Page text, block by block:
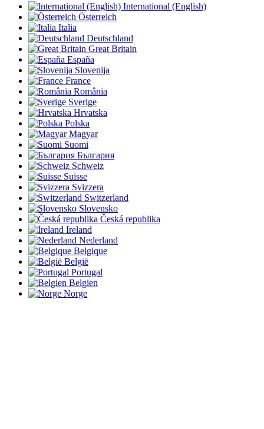
International (English)
Österreich
Italia
Deutschland
Great Britain
España
Slovenija
France
România
Sverige
Hrvatska
Polska
Magyar
Suomi
България
Schweiz
Suisse
Svizzera
Switzerland
Slovensko
Česká republika
Ireland
Nederland
Belgique
België
Portugal
Belgien
Norge